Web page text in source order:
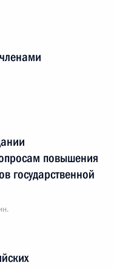
повышения
государственной